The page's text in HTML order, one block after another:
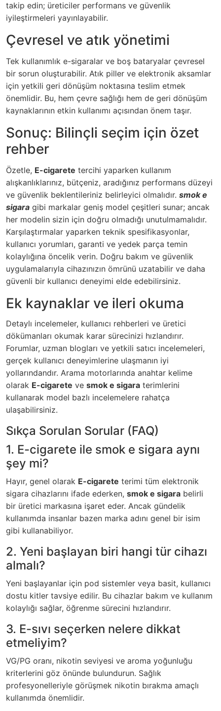
takip edin; üreticiler performans ve güvenlik
iyileştirmeleri yayınlayabilir.
Çevresel ve atık yönetimi
Tek kullanımlık e-sigaralar ve boş bataryalar çevresel
bir sorun oluşturabilir. Atık piller ve elektronik aksamlar
için yetkili geri dönüşüm noktasına teslim etmek
önemlidir. Bu, hem çevre sağlığı hem de geri dönüşüm
kaynaklarının etkin kullanımı açısından önem taşır.
Sonuç: Bilinçli seçim için özet
rehber
Özetle, E-cigarete tercihi yaparken kullanım
alışkanlıklarınız, bütçeniz, aradığınız performans düzeyi
ve güvenlik beklentileriniz belirleyici olmalıdır. smok e
sigara gibi markalar geniş model çeşitleri sunar; ancak
her modelin sizin için doğru olmadığı unutulmamalıdır.
Karşılaştırmalar yaparken teknik spesifikasyonlar,
kullanıcı yorumları, garanti ve yedek parça temin
kolaylığına öncelik verin. Doğru bakım ve güvenlik
uygulamalarıyla cihazınızın ömrünü uzatabilir ve daha
güvenli bir kullanıcı deneyimi elde edebilirsiniz.
Ek kaynaklar ve ileri okuma
Detaylı incelemeler, kullanıcı rehberleri ve üretici
dökümanları okumak karar sürecinizi hızlandırır.
Forumlar, uzman blogları ve yetkili satıcı incelemeleri,
gerçek kullanıcı deneyimlerine ulaşmanın iyi
yollarındandır. Arama motorlarında anahtar kelime
olarak E-cigarete ve smok e sigara terimlerini
kullanarak model bazlı incelemelere rahatça
ulaşabilirsiniz.
Sıkça Sorulan Sorular (FAQ)
1. E-cigarete ile smok e sigara aynı
şey mi?
Hayır, genel olarak E-cigarete terimi tüm elektronik
sigara cihazlarını ifade ederken, smok e sigara belirli
bir üretici markasına işaret eder. Ancak gündelik
kullanımda insanlar bazen marka adını genel bir isim
gibi kullanabiliyor.
2. Yeni başlayan biri hangi tür cihazı
almalı?
Yeni başlayanlar için pod sistemler veya basit, kullanıcı
dostu kitler tavsiye edilir. Bu cihazlar bakım ve kullanım
kolaylığı sağlar, öğrenme sürecini hızlandırır.
3. E-sıvı seçerken nelere dikkat
etmeliyim?
VG/PG oranı, nikotin seviyesi ve aroma yoğunluğu
kriterlerini göz önünde bulundurun. Sağlık
profesyonelleriyle görüşmek nikotin bırakma amaçlı
kullanımda önemlidir.